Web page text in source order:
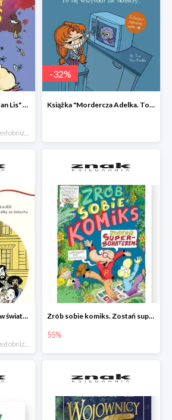
Książka "Fantastyczny Pan Lis" -32%
-32%
Książka "Mordercza Adelka. To się wszystko źle skończy" -32%
Książka "Lukrecja rusza w świat" -25%
*najniższa cena z 30 dni przed obniżką
Zrób sobie komiks. Zostań superbohaterem
55%